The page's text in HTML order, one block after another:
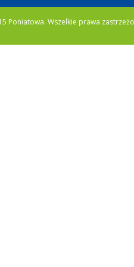
Poniatowa. Wszelkie prawa